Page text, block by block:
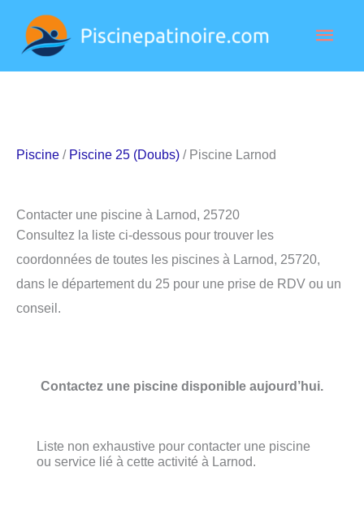
contenu
Piscine / Piscine 25 (Doubs) / Piscine Larnod
Contacter une piscine à Larnod, 25720
Consultez la liste ci-dessous pour trouver les
coordonnées de toutes les piscines à Larnod, 25720,
dans le département du 25 pour une prise de RDV ou un
conseil.
Contactez une piscine disponible aujourd’hui.
Liste non exhaustive pour contacter une piscine
ou service lié à cette activité à Larnod.